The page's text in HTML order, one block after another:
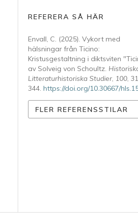
REFERERA SÅ HÄR
Envall, C. (2025). Vykort med
hälsningar från Ticino:
Kristusgestaltning i diktsviten
av Solveig von Schoultz.
Litteraturhistoriska Studier, 100,
344. https://doi.org/10.30667/
FLER REFERENSSTILAR